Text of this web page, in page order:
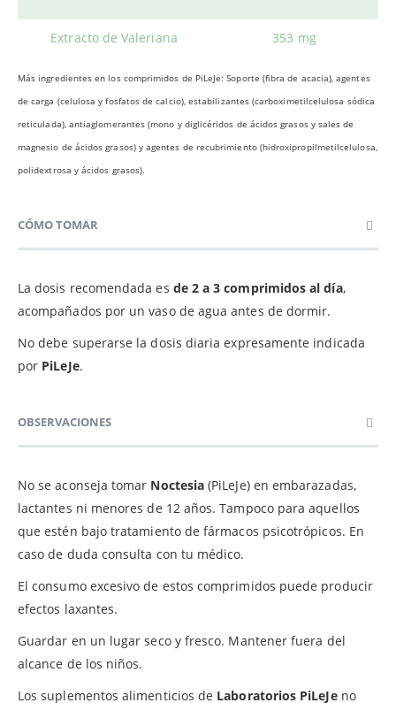
Extracto de Valeriana 353 mg
Más ingredientes en los comprimidos de PiLeJe: Soporte (fibra de acacia), agentes
de carga (celulosa y fosfatos de calcio), estabilizantes (carboximetilcelulosa sódica
reticulada), antiaglomerantes (mono y diglicéridos de ácidos grasos y sales de
magnesio de ácidos grasos) y agentes de recubrimiento (hidroxipropilmetilcelulosa,
polidextrosa y ácidos grasos).
CÓMO TOMAR
La dosis recomendada es de 2 a 3 comprimidos al día,
acompañados por un vaso de agua antes de dormir.
No debe superarse la dosis diaria expresamente indicada
por PiLeJe.
OBSERVACIONES
No se aconseja tomar Noctesia (PiLeJe) en embarazadas,
lactantes ni menores de 12 años. Tampoco para aquellos
que estén bajo tratamiento de fármacos psicotrópicos. En
caso de duda consulta con tu médico.
El consumo excesivo de estos comprimidos puede producir
efectos laxantes.
Guardar en un lugar seco y fresco. Mantener fuera del
alcance de los niños.
Los suplementos alimenticios de Laboratorios PiLeJeno